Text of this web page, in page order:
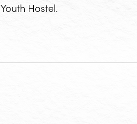
Youth Hostel.